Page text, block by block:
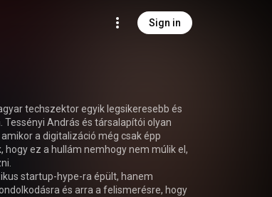
Sign in
techszektor egyik legsikeresebb és
András és társalapítói olyan
a digitalizáció még csak épp
ez a hullám nemhogy nem múlik el,
startup-hype-ra épült, hanem
és arra a felismerésre, hogy